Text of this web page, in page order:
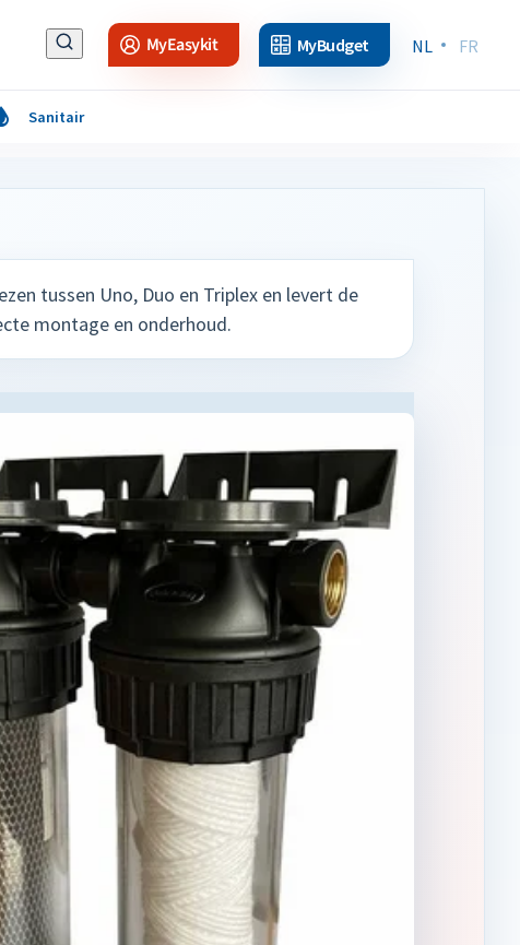
MyEasykit MyBudget NL FR
Sanitair
tussen Uno, Duo en Triplex en levert de
montage en onderhoud.